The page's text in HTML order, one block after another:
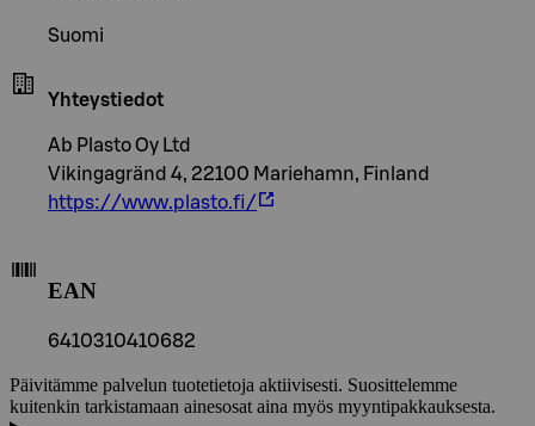
Suomi
Yhteystiedot
Ab Plasto Oy Ltd
Vikingagränd 4, 22100 Mariehamn, Finland
https://www.plasto.fi/
EAN
6410310410682
Päivitämme palvelun tuotetietoja aktiivisesti. Suosittelemme
kuitenkin tarkistamaan ainesosat aina myös myyntipakkauksesta.